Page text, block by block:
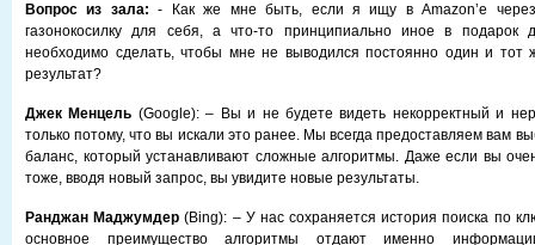
Вопрос из зала: - Как же мне быть, если я ищу в Amazon’е
газонокосилку для себя, а что-то принципиально иное в подарок
необходимо сделать, чтобы мне не выводился постоянно один и
результат?
Джек Менцель (Google): – Вы и не будете видеть некорректный и
только потому, что вы искали это ранее. Мы всегда предоставляем вам
баланс, который устанавливают сложные алгоритмы. Даже если вы
тоже, вводя новый запрос, вы увидите новые результаты.
Ранджан Маджумдер(Bing): – У нас сохраняется история поиска по
основное преимущество алгоритмы отдают именно